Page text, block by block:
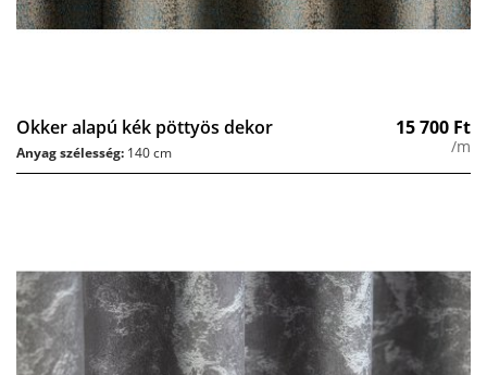
Okker alapú kék pöttyös dekor 15 700 Ft
/m
Anyag szélesség: 140 cm